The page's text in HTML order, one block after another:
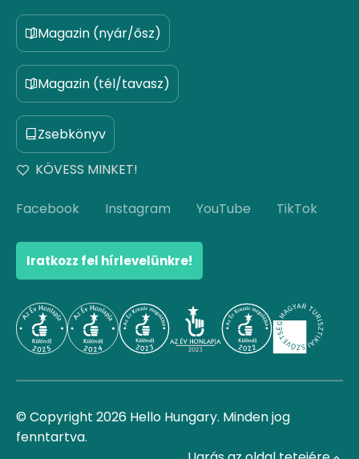
Magazin (nyár/ősz)
Magazin (tél/tavasz)
Zsebkönyv
KÖVESS MINKET!
Facebook Instagram YouTube TikTok
Iratkozz fel hírlevelünkre!
© Copyright 2026 Hello Hungary. Minden jog
fenntartva.